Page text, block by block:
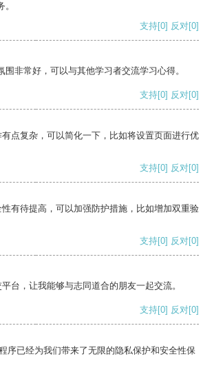
支持[0] 反对[0]
围非常好，可以与其他学习者交流学习心得。
支持[0] 反对[0]
点复杂，可以简化一下，比如将设置页面进行优
支持[0] 反对[0]
有待提高，可以加强防护措施，比如增加双重验
支持[0] 反对[0]
台，让我能够与志同道合的朋友一起交流。
支持[0] 反对[0]
序已经为我们带来了无限的隐私保护和安全性保